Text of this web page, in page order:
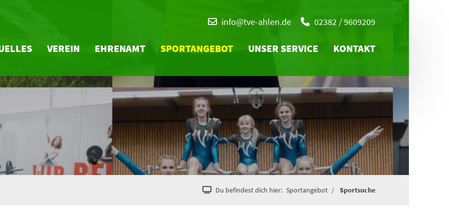
info@tve-ahlen.de 02382 / 9609209
VEREIN EHRENAMT SPORTANGEBOT UNSER SERVICE KONTAKT
Du befindest dich hier: Sportangebot Sportsuche